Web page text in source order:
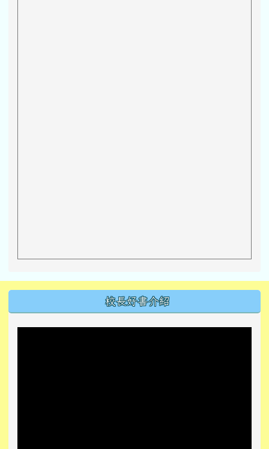
校長好書介紹